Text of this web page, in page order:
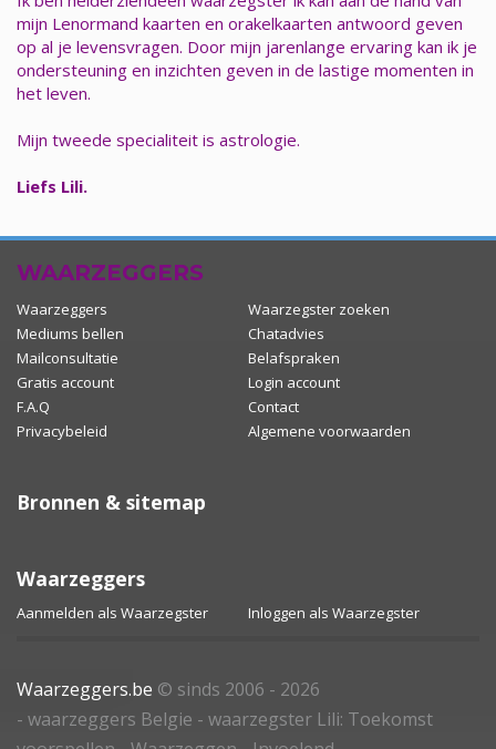
mijn Lenormand kaarten en orakelkaarten antwoord geven
op al je levensvragen. Door mijn jarenlange ervaring kan ik je
ondersteuning en inzichten geven in de lastige momenten in
het leven.
Mijn tweede specialiteit is astrologie.
Liefs Lili.
WAARZEGGERS
Waarzeggers
Waarzegster zoeken
Mediums bellen
Chatadvies
Mailconsultatie
Belafspraken
Gratis account
Login account
F.A.Q
Contact
Privacybeleid
Algemene voorwaarden
Bronnen & sitemap
Waarzeggers
Aanmelden als Waarzegster Inloggen als Waarzegster
Waarzeggers.be © sinds 2006 - 2026
- waarzeggers Belgie - waarzegster Lili: Toekomst